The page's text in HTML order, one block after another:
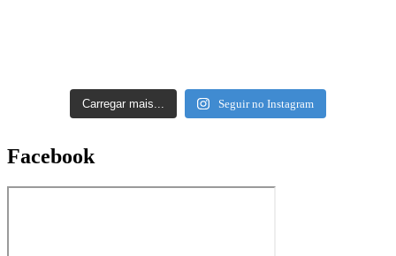
Carregar mais... Seguir no Instagram
Facebook